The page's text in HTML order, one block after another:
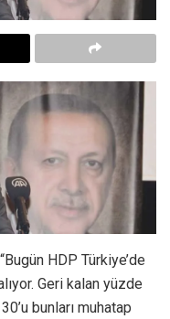
HDP Türkiye’de
Geri kalan yüzde
bunları muhatap